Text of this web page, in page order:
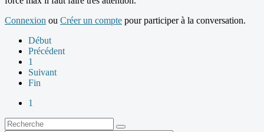
Connexion ou Créer un compte pour participer à la conversation.
Début
Précédent
1
Suivant
Fin
1